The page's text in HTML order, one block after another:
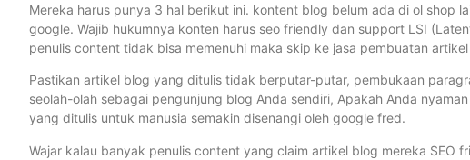
Mereka harus punya 3 hal berikut ini. kontent blog belum ada di ol shop
google. Wajib hukumnya konten harus seo friendly dan support LSI
penulis content tidak bisa memenuhi maka skip ke jasa pembuatan artikel
Pastikan artikel blog yang ditulis tidak berputar-putar, pembukaan
seolah-olah sebagai pengunjung blog Anda sendiri, Apakah Anda
yang ditulis untuk manusia semakin disenangi oleh google fred.
Wajar kalau banyak penulis content yang claim artikel blog mereka SEO